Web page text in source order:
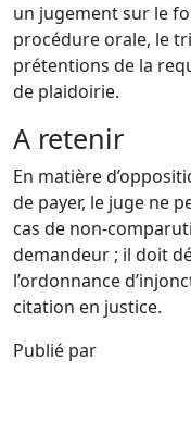
un jugement sur le
procédure orale, le
prétentions de la
de plaidoirie.
A retenir
En matière
de payer, le juge ne
cas de non-
demandeur ; il doit
l’ordonnance
citation en justice.
Publié par